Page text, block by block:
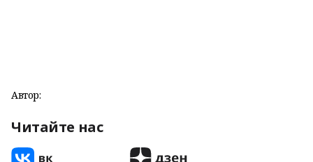
Автор:
Читайте нас